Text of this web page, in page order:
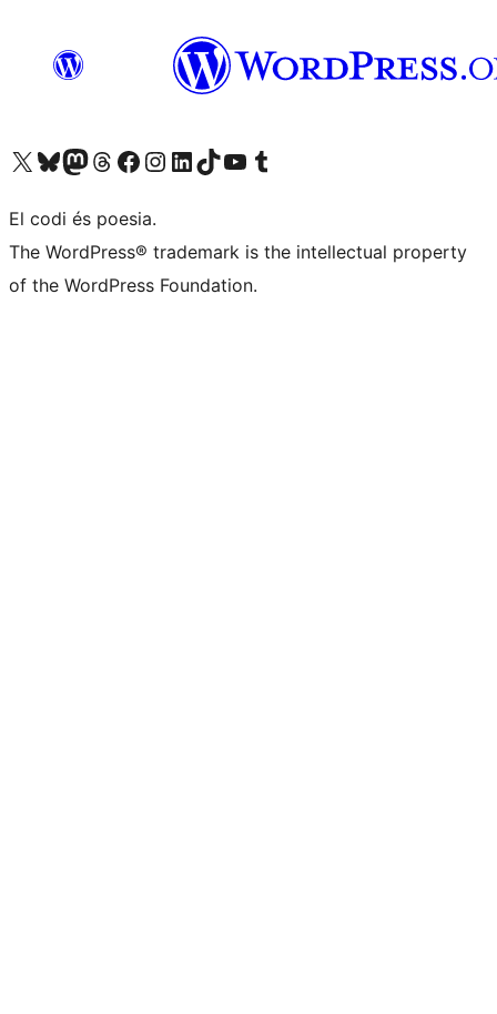
Visiteu el nostre compte X (abans Twitter)
Visiteu el nostre compte de Bluesky
Visiteu el nostre compte al Mastodon
Visiteu el nostre compte de Threads
Visiteu la nostra pàgina al Facebook
Visiteu el nostre compte d'Instagram
Visiteu el nostre compte de LinkedIn
Visiteu el nostre compte de TikTok
Visiteu el nostre canal al YouTube
Visiteu el nostre compte de Tumblr
El codi és poesia.
The WordPress® trademark is the intellectual property
of the WordPress Foundation.